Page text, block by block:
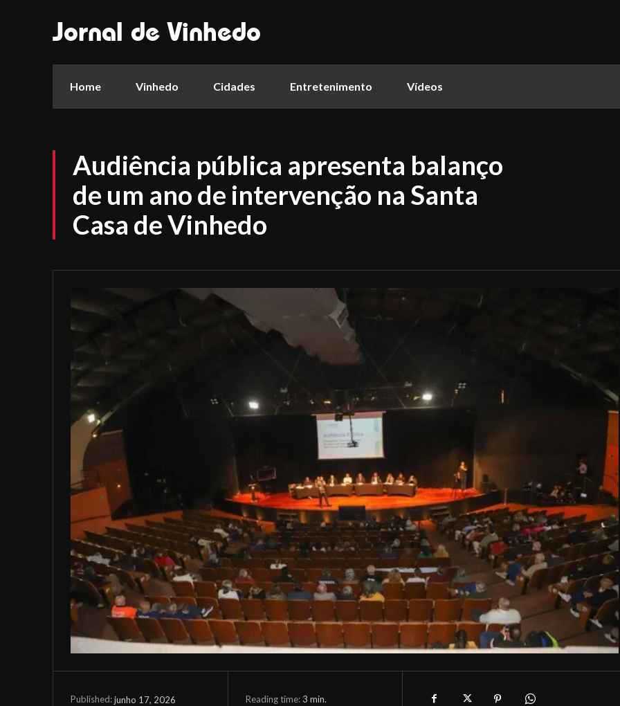
Jornal de Vinhedo
Home Vinhedo Cidades Entretenimento Vídeos
Audiência pública apresenta balanço
de um ano de intervenção na Santa
Casa de Vinhedo
Published:junho 17, 2026 Reading time:3 min.